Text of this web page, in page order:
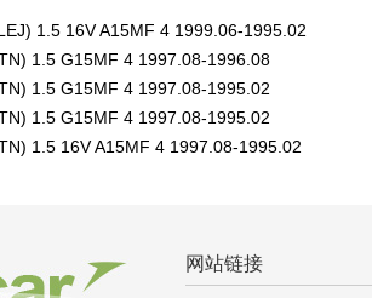
1.5 16V A15MF 4 1999.06-1995.02
1.5 G15MF 4 1997.08-1996.08
1.5 G15MF 4 1997.08-1995.02
1.5 G15MF 4 1997.08-1995.02
1.5 16V A15MF 4 1997.08-1995.02
网站链接